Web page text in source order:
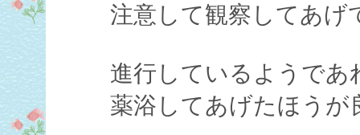
注意して観察してあげ
進行しているようで
薬浴してあげたほうが